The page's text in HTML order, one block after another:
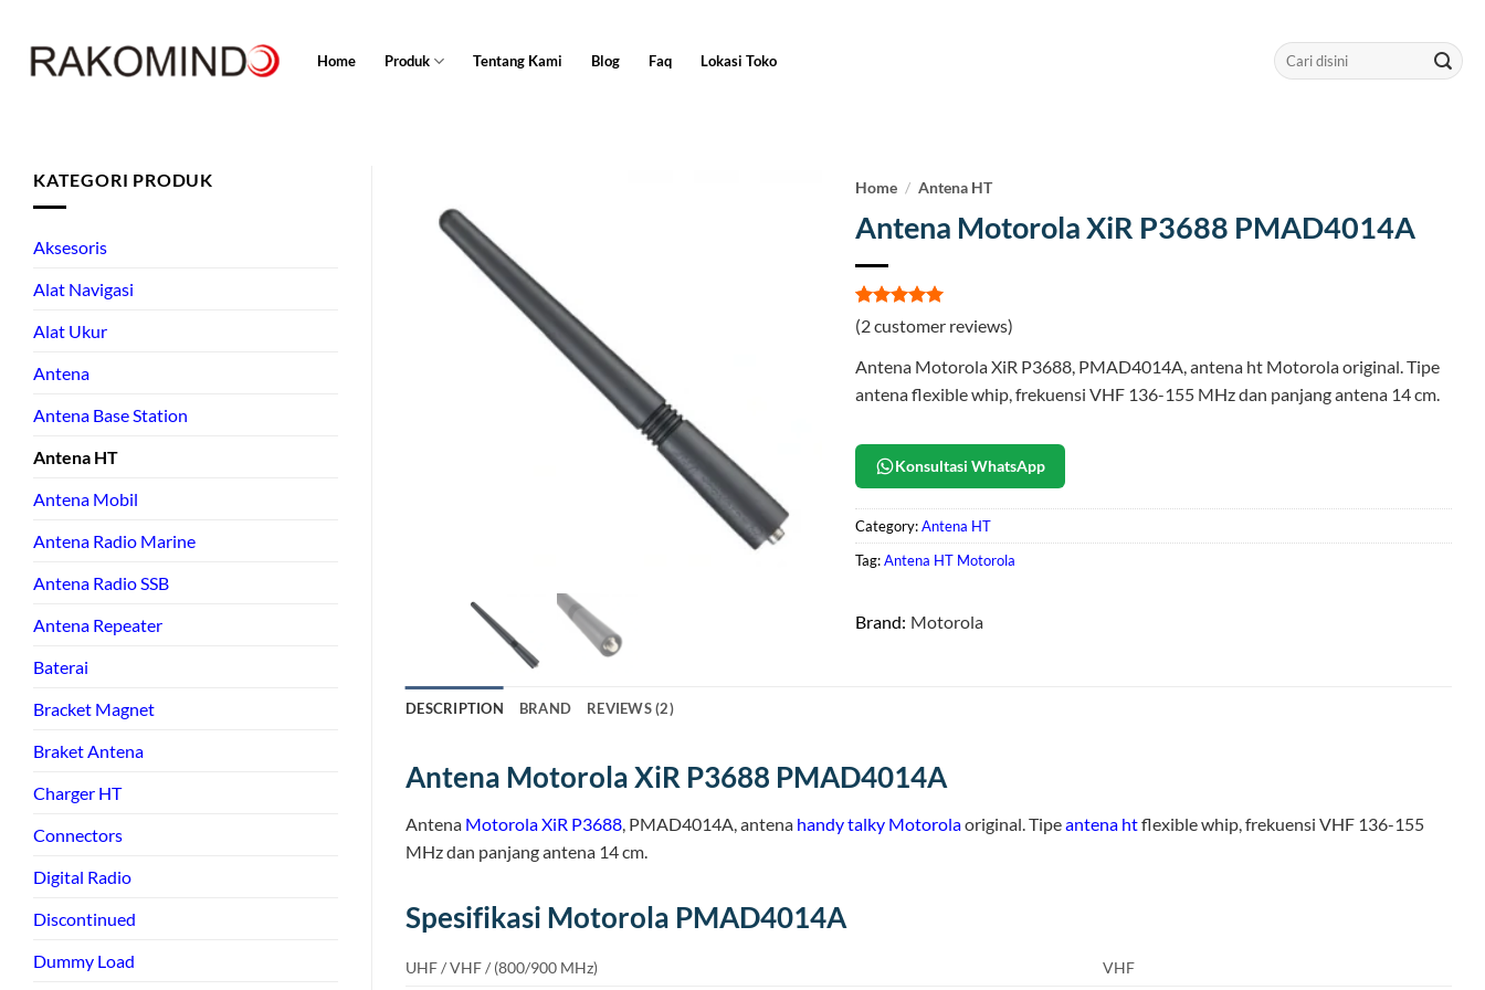
content
Home Produk Tentang Kami Blog Faq Lokasi Toko
Search
for:
KATEGORI PRODUK
Aksesoris
Alat Navigasi
Alat Ukur
Antena
Antena Base Station
Antena HT
Antena Mobil
Antena Radio Marine
Antena Radio SSB
Antena Repeater
Baterai
Bracket Magnet
Braket Antena
Charger HT
Connectors
Digital Radio
Discontinued
Dummy Load
Home / Antena HT
Antena Motorola XiR P3688 PMAD4014A
Rated5
out of 5
2
customer
ratings
(2customer reviews)
Antena Motorola XiR P3688, PMAD4014A, antena ht Motorola original. Tipe
antena flexible whip, frekuensi VHF 136-155 MHz dan panjang antena 14 cm.
Konsultasi WhatsApp
Category:Antena HT
Tag:Antena HT Motorola
Brand: Motorola
DESCRIPTION BRAND REVIEWS (2)
Antena Motorola XiR P3688 PMAD4014A
Antena Motorola XiR P3688, PMAD4014A, antena handy talky Motorolaoriginal. Tipeantena htflexible whip, frekuensi VHF 136-155
MHz dan panjang antena 14 cm.
Spesifikasi Motorola PMAD4014A
UHF / VHF / (800/900 MHz) VHF